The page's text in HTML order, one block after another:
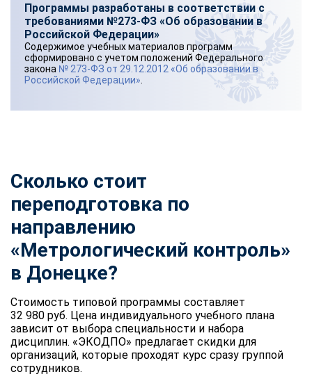
Программы разработаны в соответствии с
требованиями №273-ФЗ «Об образовании в
Российской Федерации»
Содержимое учебных материалов программ
сформировано с учетом положений Федерального
закона № 273-ФЗ от 29.12.2012 «Об образовании в
Российской Федерации»
Сколько стоит
переподготовка по
направлению
«Метрологический контроль»
в Донецке?
Стоимость типовой программы составляет
32 980 руб. Цена индивидуального учебного плана
зависит от выбора специальности и набора
дисциплин. «ЭКОДПО» предлагает скидки для
организаций, которые проходят курс сразу группой
сотрудников.